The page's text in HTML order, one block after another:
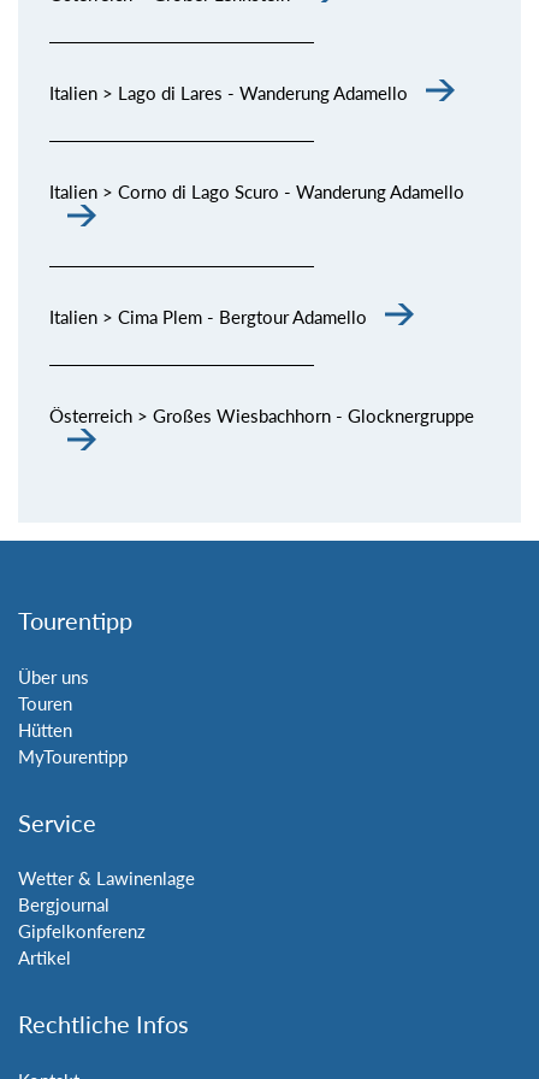
Italien > Lago di Lares - Wanderung Adamello
Italien > Corno di Lago Scuro - Wanderung Adamello
Italien > Cima Plem - Bergtour Adamello
Österreich > Großes Wiesbachhorn - Glocknergruppe
Tourentipp
Über uns
Touren
Hütten
MyTourentipp
Service
Wetter & Lawinenlage
Bergjournal
Gipfelkonferenz
Artikel
Rechtliche Infos